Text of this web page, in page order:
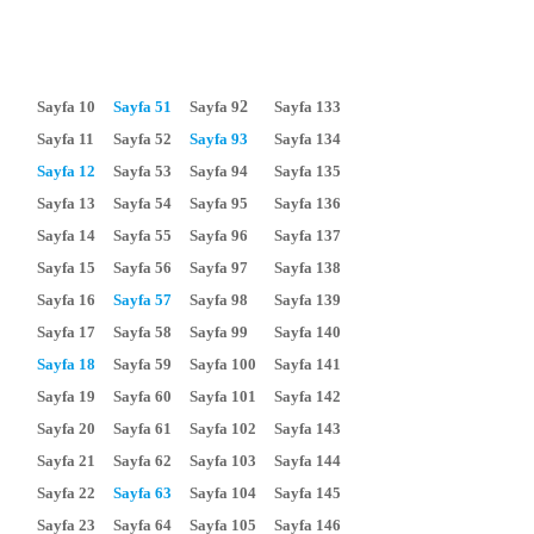
Sayfa 10
Sayfa 11
Sayfa 12
Sayfa 13
Sayfa 14
Sayfa 15
Sayfa 16
Sayfa 17
Sayfa 18
Sayfa 19
Sayfa 20
Sayfa 21
Sayfa 22
Sayfa 23
Sayfa 51
Sayfa 52
Sayfa 53
Sayfa 54
Sayfa 55
Sayfa 56
Sayfa 57
Sayfa 58
Sayfa 59
Sayfa 60
Sayfa 61
Sayfa 62
Sayfa 63
Sayfa 64
Sayfa 92
Sayfa 93
Sayfa 94
Sayfa 95
Sayfa 96
Sayfa 97
Sayfa 98
Sayfa 99
Sayfa 100
Sayfa 101
Sayfa 102
Sayfa 103
Sayfa 104
Sayfa 105
Sayfa 133
Sayfa 134
Sayfa 135
Sayfa 136
Sayfa 137
Sayfa 138
Sayfa 139
Sayfa 140
Sayfa 141
Sayfa 142
Sayfa 143
Sayfa 144
Sayfa 145
Sayfa 146